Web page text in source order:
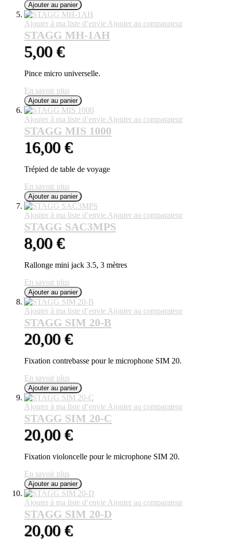
Ajouter au panier
Ajouter à ma liste d’envie Ajouter au comparateur
STAGG MH-1AH
5,00 €
Pince micro universelle.
En savoir plus
Ajouter au panier
Ajouter à ma liste d’envie Ajouter au comparateur
STAGG MIS 1000
16,00 €
Trépied de table de voyage
En savoir plus
Ajouter au panier
Ajouter à ma liste d’envie Ajouter au comparateur
STAGG SAC3MPS
8,00 €
Rallonge mini jack 3.5, 3 mètres
En savoir plus
Ajouter au panier
Ajouter à ma liste d’envie Ajouter au comparateur
STAGG SIM 20-B
20,00 €
Fixation contrebasse pour le microphone SIM 20.
En savoir plus
Ajouter au panier
Ajouter à ma liste d’envie Ajouter au comparateur
STAGG SIM 20-C
20,00 €
Fixation violoncelle pour le microphone SIM 20.
En savoir plus
Ajouter au panier
Ajouter à ma liste d’envie Ajouter au comparateur
STAGG SIM 20-D
20,00 €